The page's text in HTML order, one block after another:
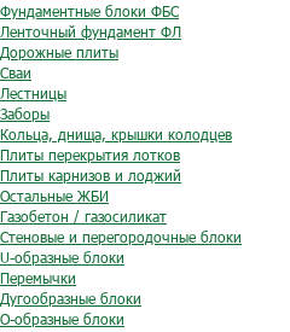
Фундаментные блоки ФБС
Ленточный фундамент ФЛ
Дорожные плиты
Сваи
Лестницы
Заборы
Кольца, днища, крышки колодцев
Плиты перекрытия лотков
Плиты карнизов и лоджий
Остальные ЖБИ
Газобетон / газосиликат
Стеновые и перегородочные блоки
U-образные блоки
Перемычки
Дугообразные блоки
O-образные блоки